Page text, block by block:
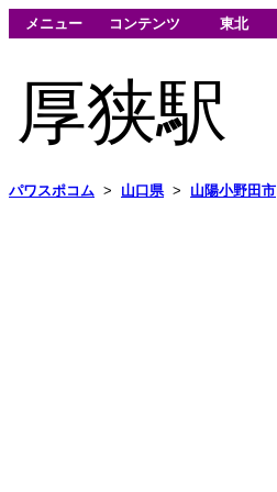
メニュー コンテンツ 東北
厚狭駅
パワスポコム > 山口県> 山陽小野田市